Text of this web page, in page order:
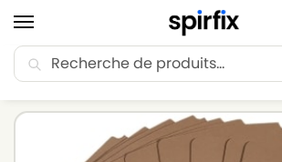
🚚 Livraison Point Relais offerte dès